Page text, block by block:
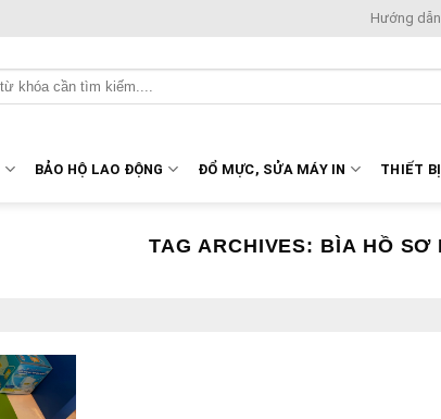
Hướng
BẢO HỘ LAO ĐỘNG ĐỔ MỰC, SỬA MÁY IN THIẾT
TAG ARCHIVES: BÌA HỒ SƠ